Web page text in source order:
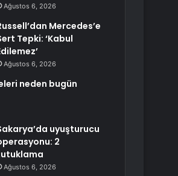
Ağustos 6, 2026
Mercedes’e
Tepki: ‘Kabul
Ağustos 6, 2026
neden bugün
uyuşturucu
2
Ağustos 6, 2026